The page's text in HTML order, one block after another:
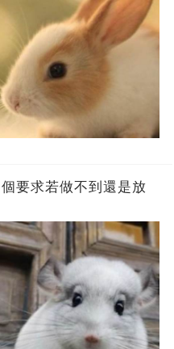
要求若做不到還是放